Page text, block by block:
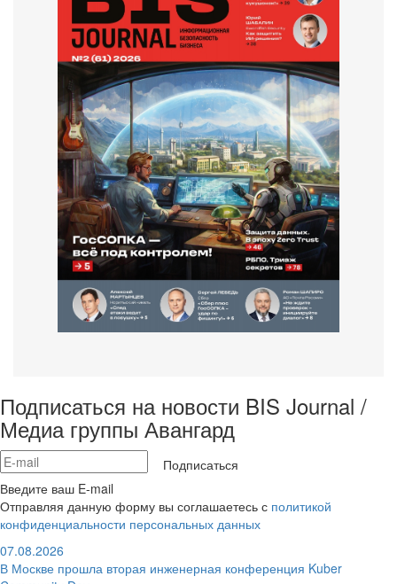
Подписаться на новости BIS Journal /
Медиа группы Авангард
Подписаться
Введите ваш E-mail
Отправляя данную форму вы соглашаетесь с политикой
конфиденциальности персональных данных
07.08.2026
В Москве прошла вторая инженерная конференция Kuber